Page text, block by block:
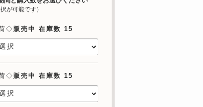
が可能です）
◇ 販売中 在庫数 15
◇ 販売中 在庫数 15